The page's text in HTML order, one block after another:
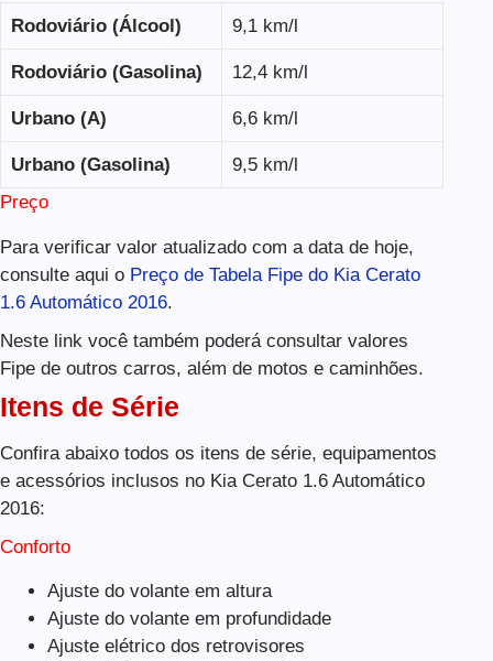
Rodoviário (Álcool) 9,1 km/l
Rodoviário (Gasolina) 12,4 km/l
Urbano (A) 6,6 km/l
Urbano (Gasolina)
9,5 km/l
Preço
Para verificar valor atualizado com a data de hoje,
consulte aqui o Preço de Tabela Fipe do Kia Cerato
1.6 Automático 2016.
Neste link você também poderá consultar valores
Fipe de outros carros, além de motos e caminhões.
Itens de Série
Confira abaixo todos os itens de série, equipamentos
e acessórios inclusos no Kia Cerato 1.6 Automático
2016:
Conforto
Ajuste do volante em altura
Ajuste do volante em profundidade
Ajuste elétrico dos retrovisores